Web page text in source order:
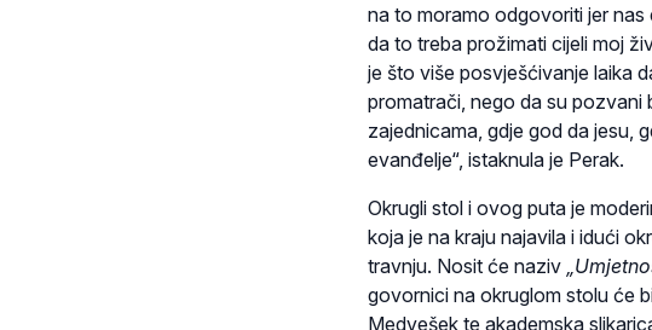
na to moramo odgovoriti jer
da to treba prožimati cijeli moj
je što više posvješćivanje laika
promatrači, nego da su pozvani
zajednicama, gdje god da jesu,
evanđelje“, istaknula je Perak.
Okrugli stol i ovog puta je
koja je na kraju najavila i idući
travnju. Nosit će naziv
govornici na okruglom stolu će
Medvešek te akademska